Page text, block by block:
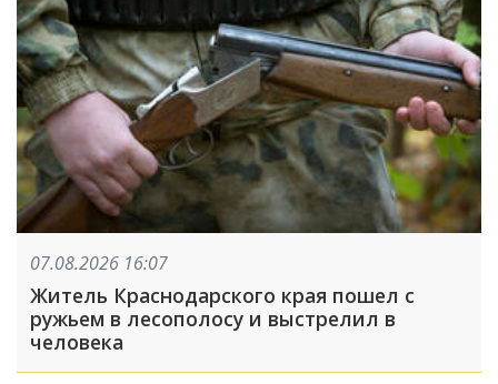
07.08.2026 16:07
Житель Краснодарского края пошел с
ружьем в лесополосу и выстрелил в
человека